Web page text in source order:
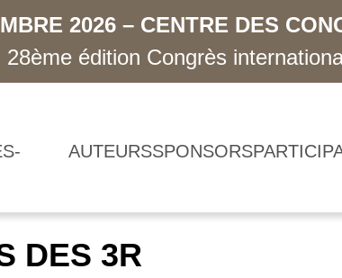
2026 – CENTRE DES
28ème édition Congrès
AUTEURSSPONSORS
DES 3R